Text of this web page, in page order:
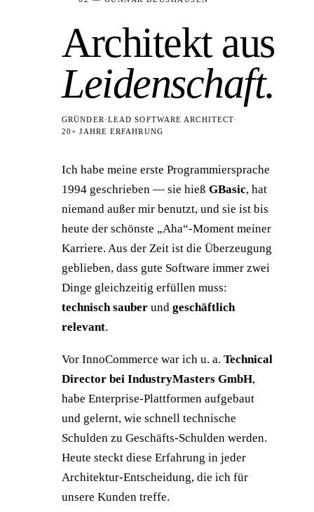
Architekt aus
Leidenschaft.
GRÜNDER ·LEAD SOFTWARE ARCHITECT·
20+ JAHRE ERFAHRUNG
Ich habe meine erste Programmiersprache
1994 geschrieben — sie hieß GBasic, hat
niemand außer mir benutzt, und sie ist bis
heute der schönste „Aha“-Moment meiner
Karriere. Aus der Zeit ist die Überzeugung
geblieben, dass gute Software immer zwei
Dinge gleichzeitig erfüllen muss:
technisch sauber und geschäftlich
relevant.
Vor InnoCommerce war ich u. a. Technical
Director bei IndustryMasters GmbH,
habe Enterprise-Plattformen aufgebaut
und gelernt, wie schnell technische
Schulden zu Geschäfts-Schulden werden.
Heute steckt diese Erfahrung in jeder
Architektur-Entscheidung, die ich für
unsere Kunden treffe.